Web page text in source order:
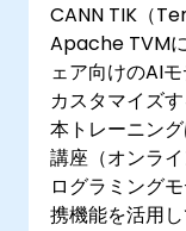
CANN TIK（
Apache TVM
ェア向けのAI
カスタマイズ
本トレーニン
講座（オンラ
ログラミング
携機能を活用